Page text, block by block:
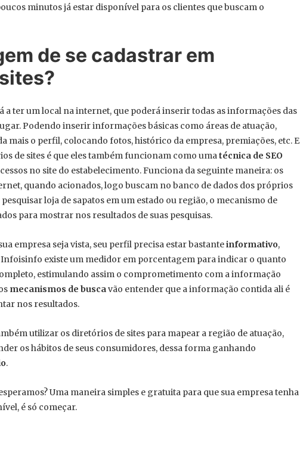
minutos já estar disponível para os clientes que buscam o
de se cadastrar em
a ter um local na internet, que poderá inserir todas as informações das
Podendo inserir informações básicas como áreas de atuação,
mais o perfil, colocando fotos, histórico da empresa, premiações, etc. E
de sites é que eles também funcionam como umatécnica de SEO
no site do estabelecimento. Funciona da seguinte maneira: os
quando acionados, logo buscam no banco de dados dos próprios
loja de sapatos em um estado ou região, o mecanismo de
para mostrar nos resultados de suas pesquisas.
empresa seja vista, seu perfil precisa estar bastanteinformativo,
Infoisinfo existe um medidor em porcentagem para indicar o quanto
estimulando assim o comprometimento com a informação
mecanismos de buscavão entender que a informação contida ali é
nos resultados.
utilizar os diretórios de sites para mapear a região de atuação,
os hábitos de seus consumidores, dessa forma ganhando
.
Uma maneira simples e gratuita para que sua empresa tenha
é só começar.